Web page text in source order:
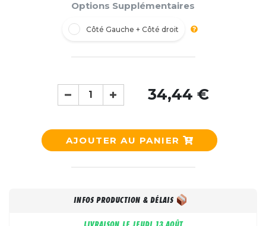
Options Supplémentaires
Côté Gauche + Côté droit
34,44 €
AJOUTER AU PANIER
INFOS PRODUCTION & DÉLAIS